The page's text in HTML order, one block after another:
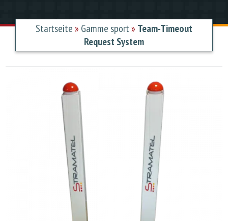
Startseite» Gamme sport» Team-Timeout
Request System